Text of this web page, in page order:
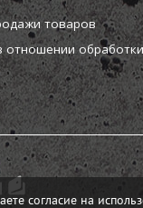
товаров
отношении
согласие на